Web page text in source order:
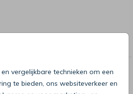
vergelijkbare technieken om een
te bieden, ons websiteverkeer en
zijn wellicht ook iets